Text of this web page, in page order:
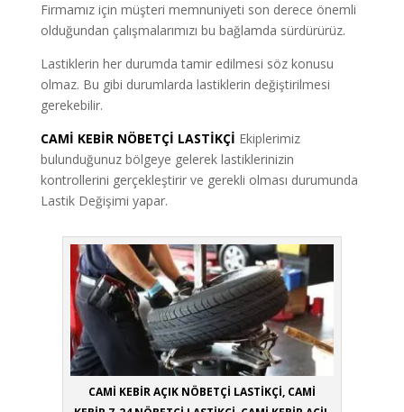
Firmamız için müşteri memnuniyeti son derece önemli
olduğundan çalışmalarımızı bu bağlamda sürdürürüz.
Lastiklerin her durumda tamir edilmesi söz konusu
olmaz. Bu gibi durumlarda lastiklerin değiştirilmesi
gerekebilir.
CAMİ KEBİR NÖBETÇİ LASTİKÇİ Ekiplerimiz
bulunduğunuz bölgeye gelerek lastiklerinizin
kontrollerini gerçekleştirir ve gerekli olması durumunda
Lastik Değişimi yapar.
CAMİ KEBİR AÇIK NÖBETÇİ LASTİKÇİ, CAMİ